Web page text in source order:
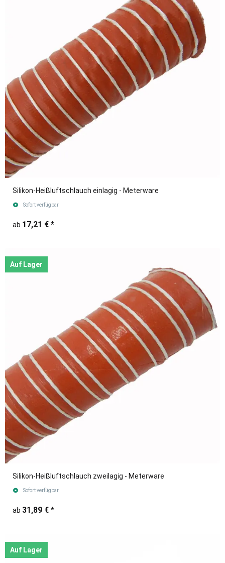
Silikon-Heißluftschlauch einlagig - Meterware
Sofort verfügbar
ab 17,21 € *
Auf Lager
Silikon-Heißluftschlauch zweilagig - Meterware
Sofort verfügbar
ab 31,89 € *
Auf Lager